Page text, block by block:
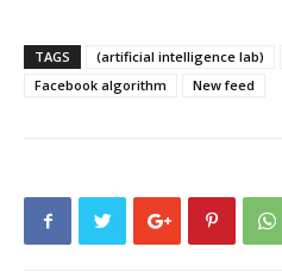
TAGS (artificial intelligence lab)
Facebook algorithm
New feed